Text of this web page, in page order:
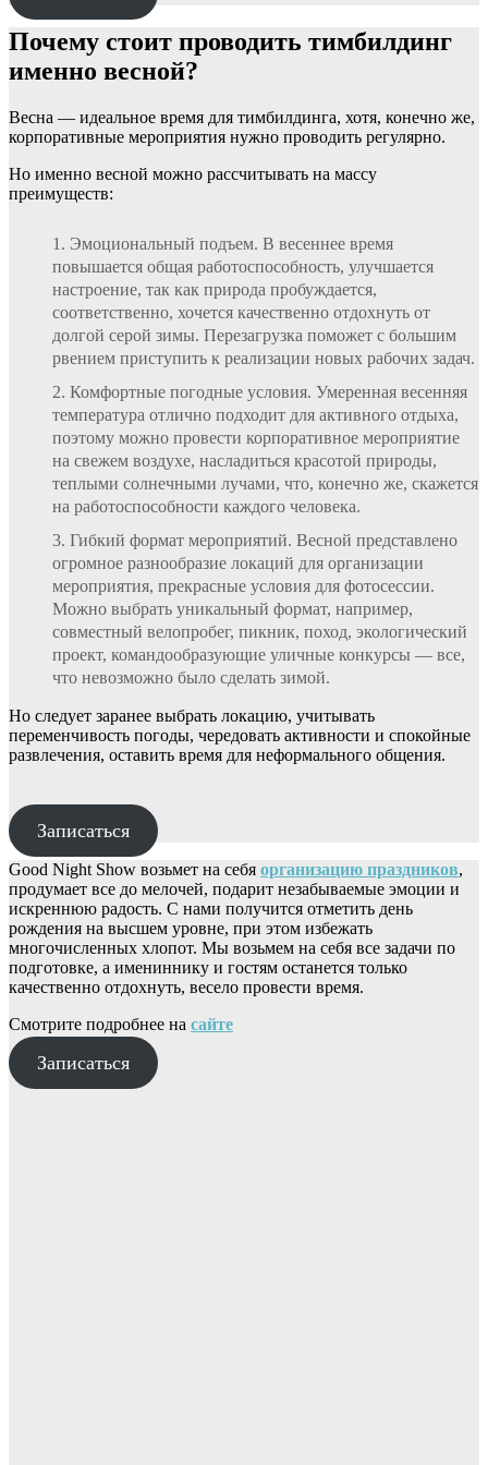
Почему стоит проводить тимбилдинг
именно весной?
Весна — идеальное время для тимбилдинга, хотя, конечно же,
корпоративные мероприятия нужно проводить регулярно.
Но именно весной можно рассчитывать на массу
преимуществ:
Эмоциональный подъем. В весеннее время
повышается общая работоспособность, улучшается
настроение, так как природа пробуждается,
соответственно, хочется качественно отдохнуть от
долгой серой зимы. Перезагрузка поможет с большим
рвением приступить к реализации новых рабочих задач.
Комфортные погодные условия. Умеренная весенняя
температура отлично подходит для активного отдыха,
поэтому можно провести корпоративное мероприятие
на свежем воздухе, насладиться красотой природы,
теплыми солнечными лучами, что, конечно же, скажется
на работоспособности каждого человека.
Гибкий формат мероприятий. Весной представлено
огромное разнообразие локаций для организации
мероприятия, прекрасные условия для фотосессии.
Можно выбрать уникальный формат, например,
совместный велопробег, пикник, поход, экологический
проект, командообразующие уличные конкурсы — все,
что невозможно было сделать зимой.
Но следует заранее выбрать локацию, учитывать
переменчивость погоды, чередовать активности и спокойные
развлечения, оставить время для неформального общения.
Записаться
Good Night Show возьмет на себя организацию праздников,
продумает все до мелочей, подарит незабываемые эмоции и
искреннюю радость. С нами получится отметить день
рождения на высшем уровне, при этом избежать
многочисленных хлопот. Мы возьмем на себя все задачи по
подготовке, а имениннику и гостям останется только
качественно отдохнуть, весело провести время.
Смотрите подробнее на сайте
Записаться